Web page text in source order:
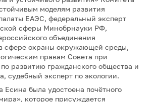
моделям развития
ЕАЭС, федеральный эксперт
сферы Минобрнауки РФ,
объединения
сфере охраны окружающей среды,
правам Совета при
развитию гражданского общества и
судебный эксперт по экологии.
Есина была удостоена почётного
которое присуждается